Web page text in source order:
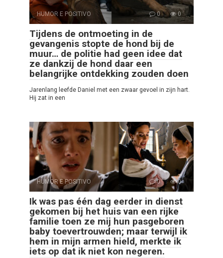
HUMOR E POSITIVO 0 0
Tijdens de ontmoeting in de
gevangenis stopte de hond bij de
muur… de politie had geen idee dat
ze dankzij de hond daar een
belangrijke ontdekking zouden doen
Jarenlang leefde Daniel met een zwaar gevoel in zijn hart.
Hij zat in een
HUMOR E POSITIVO 0 0
Ik was pas één dag eerder in dienst
gekomen bij het huis van een rijke
familie toen ze mij hun pasgeboren
baby toevertrouwden; maar terwijl ik
hem in mijn armen hield, merkte ik
iets op dat ik niet kon negeren.